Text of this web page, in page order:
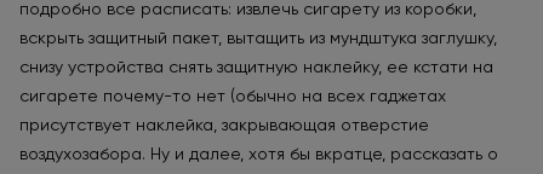
подробно все расписать: извлечь сигарету из коробки,
вскрыть защитный пакет, вытащить из мундштука заглушку,
снизу устройства снять защитную наклейку, ее кстати на
сигарете почему-то нет (обычно на всех гаджетах
присутствует наклейка, закрывающая отверстие
воздухозабора. Ну и далее, хотя бы вкратце, рассказать о